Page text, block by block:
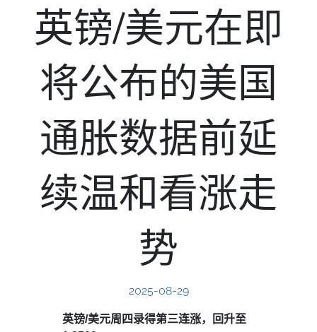
英镑/美元在即
将公布的美国
通胀数据前延
续温和看涨走
势
2025-08-29
英镑/美元周四录得第三连涨，回升至